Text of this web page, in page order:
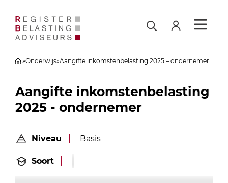
»Onderwijs»Aangifte inkomstenbelasting 2025 – ondernemer
Aangifte inkomstenbelasting
2025 - ondernemer
Niveau Basis
Soort